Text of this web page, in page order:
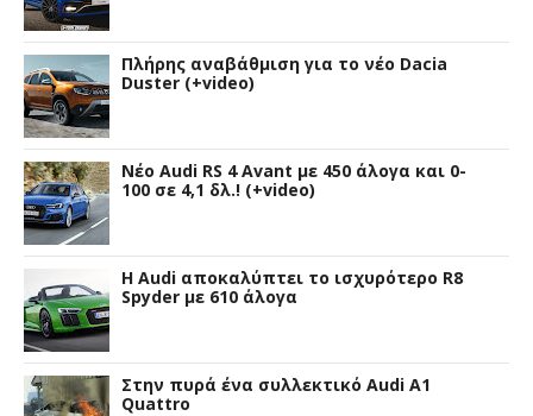
Πλήρης αναβάθμιση για το νέο Dacia
Duster (+video)
Νέο Audi RS 4 Avant με 450 άλογα και 0-
100 σε 4,1 δλ.! (+video)
Η Audi αποκαλύπτει το ισχυρότερο R8
Spyder με 610 άλογα
Στην πυρά ένα συλλεκτικό Audi A1
Quattro